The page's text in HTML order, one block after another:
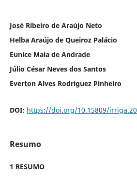
José Ribeiro de Araújo Neto
Helba Araújo de Queiroz Palácio
Eunice Maia de Andrade
Júlio César Neves dos Santos
Everton Alves Rodriguez Pinheiro
DOI: https://doi.org/10.15809/
Resumo
1 RESUMO